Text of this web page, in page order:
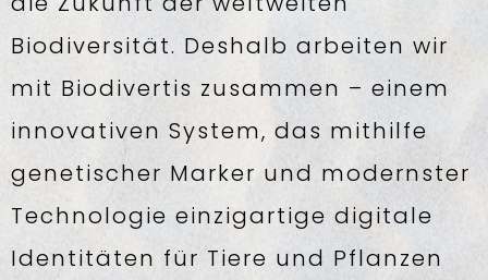
Biodiversität. Deshalb arbeiten wir
mit Biodivertis zusammen – einem
innovativen System, das mithilfe
genetischer Marker und modernster
Technologie einzigartige digitale
Identitäten für Tiere und Pflanzen